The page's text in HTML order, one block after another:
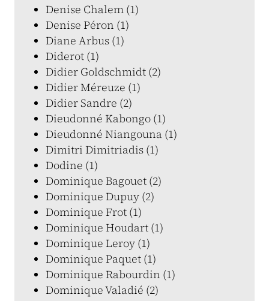
Denise Chalem (1)
Denise Péron (1)
Diane Arbus (1)
Diderot (1)
Didier Goldschmidt (2)
Didier Méreuze (1)
Didier Sandre (2)
Dieudonné Kabongo (1)
Dieudonné Niangouna (1)
Dimitri Dimitriadis (1)
Dodine (1)
Dominique Bagouet (2)
Dominique Dupuy (2)
Dominique Frot (1)
Dominique Houdart (1)
Dominique Leroy (1)
Dominique Paquet (1)
Dominique Rabourdin (1)
Dominique Valadié (2)